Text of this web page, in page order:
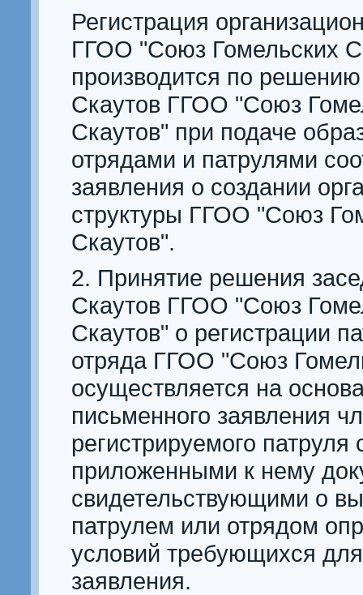
Регистрация
ГГОО "Союз Гомельских
производится по
Скаутов ГГОО "Союз
Скаутов" при подаче
отрядами и патрулями
заявления о создании
структуры ГГОО "Союз
Скаутов".
2. Принятие решения
Скаутов ГГОО "Союз
Скаутов" о регистрации
отряда ГГОО "Союз
осуществляется на
письменного заявления
регистрируемого патруля
приложенными к нему
свидетельствующими о
патрулем или отрядом
условий требующихся для
заявления.